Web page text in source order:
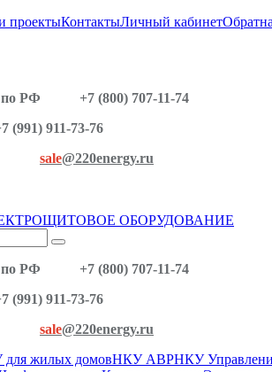
проектыКонтактыЛичный кабинет
РФ
+7 (800) 707-11-74
73-76
sale@220energy.ru
РФ
+7 (800) 707-11-74
73-76
sale@220energy.ru
жилых домовНКУ АВРНКУ